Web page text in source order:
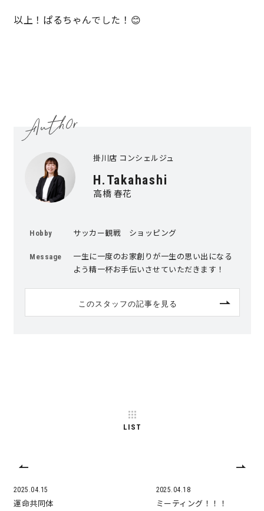
以上！ぱるちゃんでした！😊
掛川店 コンシェルジュ
H.Takahashi
高橋 春花
Hobby サッカー観戦 ショッピング
Message
一生に一度のお家創りが一生の思い出になる
よう精一杯お手伝いさせていただきます！
このスタッフの記事を見る
2025.04.15
運命共同体
LIST
2025.04.18
ミーティング！！！